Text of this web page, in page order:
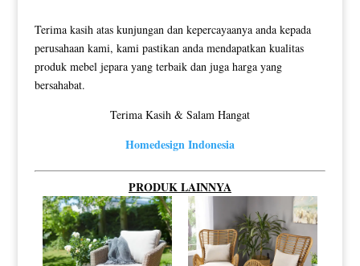
Terima kasih atas kunjungan dan kepercayaanya anda kepada
perusahaan kami, kami pastikan anda mendapatkan kualitas
produk mebel jepara yang terbaik dan juga harga yang
bersahabat.
Terima Kasih & Salam Hangat
Homedesign Indonesia
PRODUK LAINNYA